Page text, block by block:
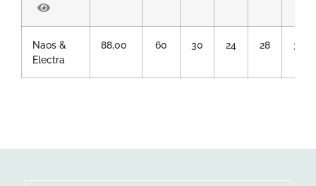
Naos &
Electra
88,00 60 30 24 28 35